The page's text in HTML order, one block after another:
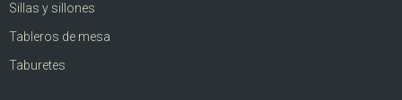
Sillas y sillones
Tableros de mesa
Taburetes